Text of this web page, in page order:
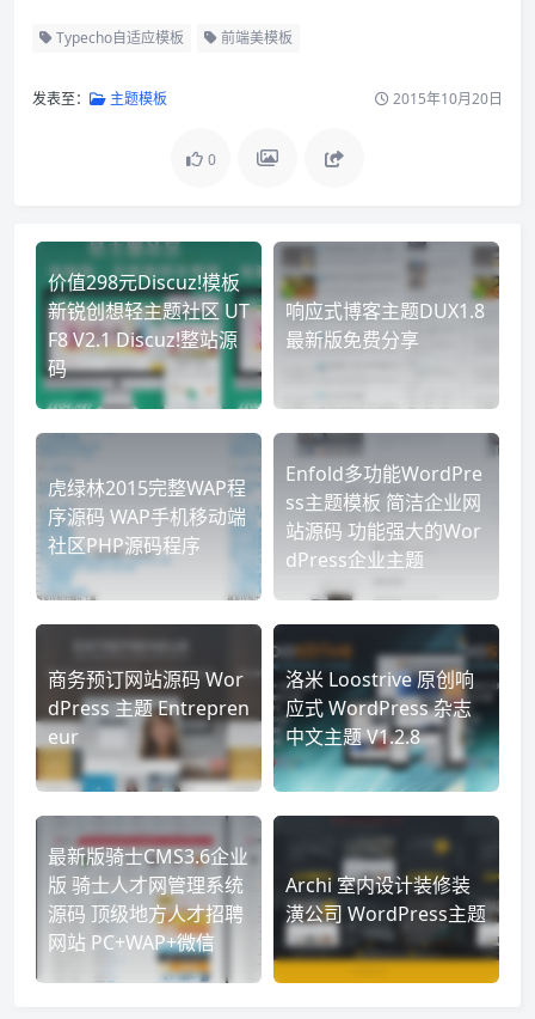
Typecho自适应模板 前端美模板
发表至： 主题模板 2015年10月20日
0
价值298元Discuz!模板
新锐创想轻主题社区 UT
F8 V2.1 Discuz!整站源
码
响应式博客主题DUX1.8
最新版免费分享
虎绿林2015完整WAP程
序源码 WAP手机移动端
社区PHP源码程序
Enfold多功能WordPre
ss主题模板 简洁企业网
站源码 功能强大的Wor
dPress企业主题
商务预订网站源码 Wor
dPress 主题 Entrepren
eur
洛米 Loostrive 原创响
应式 WordPress 杂志
中文主题 V1.2.8
最新版骑士CMS3.6企业
版 骑士人才网管理系统
源码 顶级地方人才招聘
网站 PC+WAP+微信
Archi 室内设计装修装
潢公司 WordPress主题